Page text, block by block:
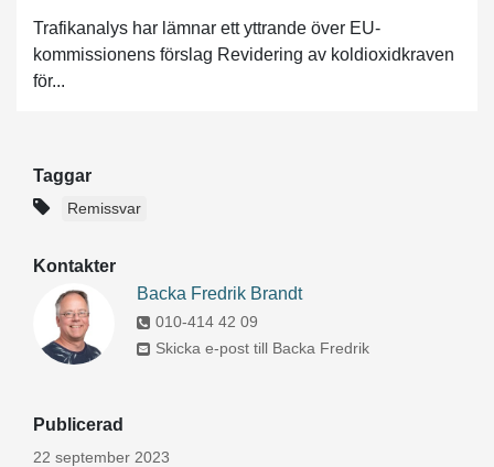
Trafikanalys har lämnar ett yttrande över EU-
kommissionens förslag Revidering av koldioxidkraven
för...
Taggar
Remissvar
Kontakter
Backa Fredrik Brandt
010-414 42 09
Skicka e-post till Backa Fredrik
Publicerad
22 september 2023